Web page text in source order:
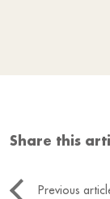
Share this
Previous